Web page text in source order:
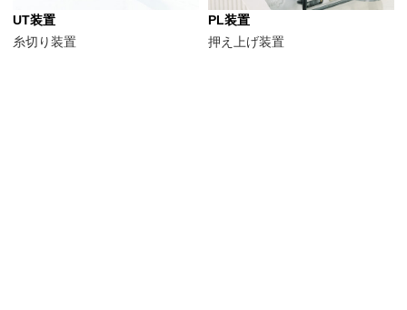
UT装置
糸切り装置
PL装置
押え上げ装置